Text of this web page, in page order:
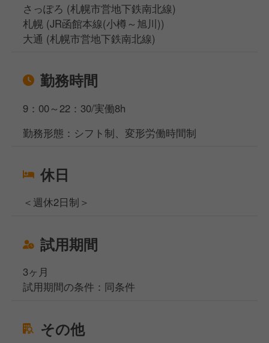
さっぽろ (札幌市営地下鉄南北線)
札幌 (JR函館本線(小樽～旭川))
大通 (札幌市営地下鉄南北線)
勤務時間
9：00～22：30/実働8h
勤務形態：シフト制、変形労働時間制
休日
＜週休2日制＞
試用期間
3ヶ月
試用期間の条件：同条件
その他